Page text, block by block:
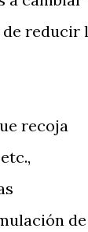
reducir
recoja
de